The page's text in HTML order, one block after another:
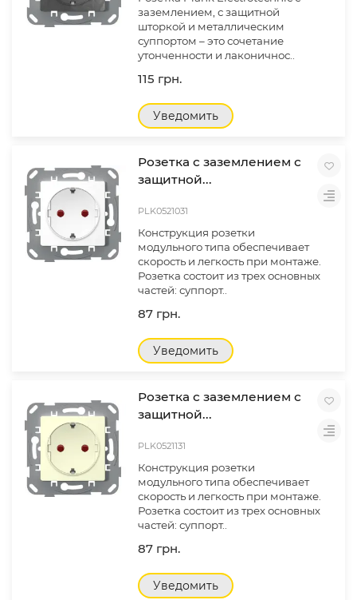
заземлением, с защитной
шторкой и металлическим
суппортом – это сочетание
утонченности и лаконичнос..
115 грн.
Уведомить
Розетка с заземлением с
защитной...
PLK0521031
Конструкция розетки
модульного типа обеспечивает
скорость и легкость при монтаже.
Розетка состоит из трех основных
частей: суппорт..
87 грн.
Уведомить
Розетка с заземлением с
защитной...
PLK0521131
Конструкция розетки
модульного типа обеспечивает
скорость и легкость при монтаже.
Розетка состоит из трех основных
частей: суппорт..
87 грн.
Уведомить